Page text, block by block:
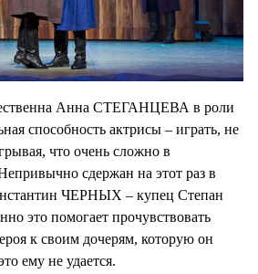
Анна СТЕГАНЦЕВА в роли
способность актрисы – играть, не
что очень сложно в
сдержан на этот раз в
ЧЕРНЫХ – купец Степан
это помогает прочувствовать
к своим дочерям, которую он
ему не удается.